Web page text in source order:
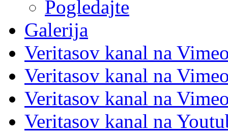
Pogledajte
Galerija
Veritasov kanal na
Veritasov kanal na
Veritasov kanal na
Veritasov kanal na